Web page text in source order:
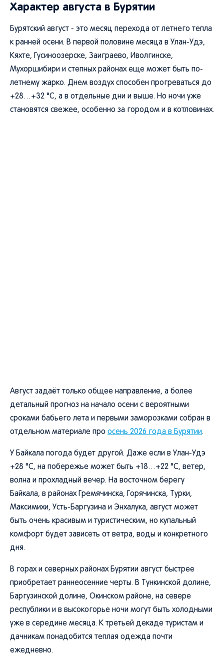
Характер августа в Бурятии
Бурятский август - это месяц перехода от летнего тепла
к ранней осени. В первой половине месяца в Улан-Удэ,
Кяхте, Гусиноозерске, Заиграево, Иволгинске,
Мухоршибири и степных районах еще может быть по-
летнему жарко. Днем воздух способен прогреваться до
+28…+32 °C, а в отдельные дни и выше. Но ночи уже
становятся свежее, особенно за городом и в котловинах.
Август задаёт только общее направление, а более
детальный прогноз на начало осени с вероятными
сроками бабьего лета и первыми заморозками собран в
отдельном материале про осень 2026 года в Бурятии.
У Байкала погода будет другой. Даже если в Улан-Удэ
+28 °C, на побережье может быть +18…+22 °C, ветер,
волна и прохладный вечер. На восточном берегу
Байкала, в районах Гремячинска, Горячинска, Турки,
Максимихи, Усть-Баргузина и Энхалука, август может
быть очень красивым и туристическим, но купальный
комфорт будет зависеть от ветра, воды и конкретного
дня.
В горах и северных районах Бурятии август быстрее
приобретает раннеосенние черты. В Тункинской долине,
Баргузинской долине, Окинском районе, на севере
республики и в высокогорье ночи могут быть холодными
уже в середине месяца. К третьей декаде туристам и
дачникам понадобится теплая одежда почти
ежедневно.